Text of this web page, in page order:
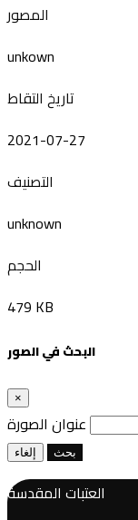
المصور
unkown
تاريخ التقاط
2021-07-27
التصنيف
unknown
الحجم
479 KB
البحث في الصور
×
إلغاء بحث
العتبات المقدسة